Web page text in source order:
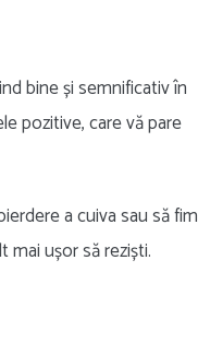
bine și semnificativ în
pozitive, care vă pare
a cuiva sau să fim
mai ușor să reziști.